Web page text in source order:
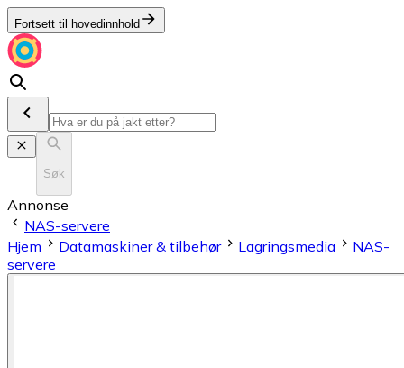
Fortsett til hovedinnhold
Søk
Annonse
NAS-servere
Hjem
Datamaskiner & tilbehør Lagringsmedia
NAS-
servere